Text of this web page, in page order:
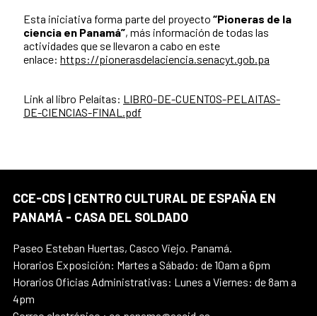
Esta iniciativa forma parte del proyecto “Pioneras de la
ciencia en Panamá”, más información de todas las
actividades que se llevaron a cabo en este
enlace: https://pionerasdelaciencia.senacyt.gob.pa
Link al libro Pelaítas: LIBRO-DE-CUENTOS-PELAITAS-
DE-CIENCIAS-FINAL.pdf
CCE-CDS | CENTRO CULTURAL DE ESPAÑA EN
PANAMÁ - CASA DEL SOLDADO
Paseo Esteban Huertas, Casco Viejo. Panamá.
Horarios Exposición: Martes a Sábado: de 10am a 6pm
Horarios Oficias Administrativas: Lunes a Viernes: de 8am a
4pm